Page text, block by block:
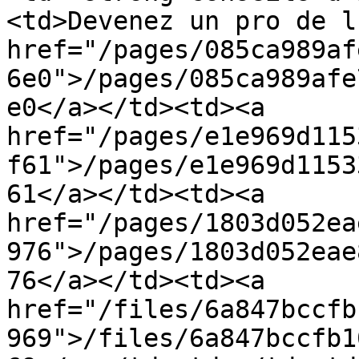
<td>Devenez un pro de
href="/pages/
6e0">/pages/
e0</a></td><td><a
href="/pages/
f61">/pages/
61</a></td><td><a
href="/pages/
976">/pages/
76</a></td><td><a
href="/files/
969">/files/